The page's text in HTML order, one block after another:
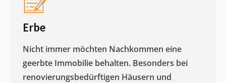
Erbe
Nicht immer möchten Nachkommen eine
geerbte Immobilie behalten. Besonders bei
renovierungsbedürftigen Häusern und